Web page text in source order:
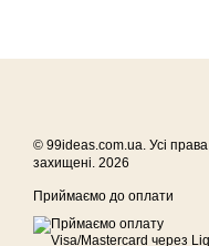
© 99ideas.com.ua. Усі права
захищені. 2026
Приймаємо до оплати